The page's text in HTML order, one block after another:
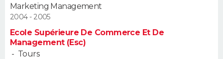
S'inscrire
Se connecter
Lycées
Collèges
Primaires
Universités
Entreprises
Service militaire
Avis de recherche
AVIS DE DÉCÈS
FORUM
Bricolage
Lifestyle
Culture
SportAuto
Television
Voyage
Cinema
Marketing Management
2004 - 2005
Ecole Supérieure De Commerce Et De
Management (Esc)
- Tours